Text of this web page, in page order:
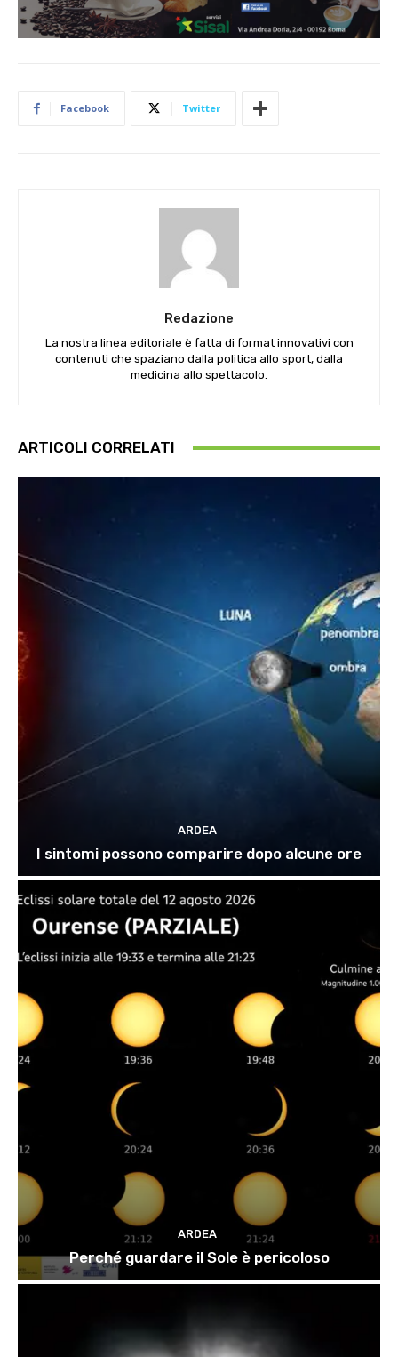
Facebook Twitter
Redazione
La nostra linea editoriale è fatta di format innovativi con
contenuti che spaziano dalla politica allo sport, dalla
medicina allo spettacolo.
ARTICOLI CORRELATI
ARDEA
I sintomi possono comparire dopo alcune ore
ARDEA
Perché guardare il Sole è pericoloso